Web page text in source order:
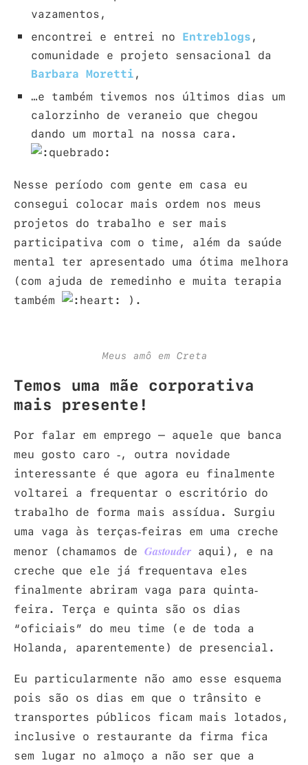
vazamentos,
encontrei e entrei no Entreblogs,
comunidade e projeto sensacional da
Barbara Moretti,
…e também tivemos nos últimos dias um
calorzinho de veraneio que chegou
dando um mortal na nossa cara.
Nesse período com gente em casa eu
consegui colocar mais ordem nos meus
projetos do trabalho e ser mais
participativa com o time, além da saúde
mental ter apresentado uma ótima melhora
(com ajuda de remedinho e muita terapia
também
).
Meus amô em Creta
Temos uma mãe corporativa
mais presente!
Por falar em emprego – aquele que banca
meu gosto caro -, outra novidade
interessante é que agora eu finalmente
voltarei a frequentar o escritório do
trabalho de forma mais assídua. Surgiu
uma vaga às terças-feiras em uma creche
menor (chamamos de Gastouder aqui), e na
creche que ele já frequentava eles
finalmente abriram vaga para quinta-
feira. Terça e quinta são os dias
“oficiais” do meu time (e de toda a
Holanda, aparentemente) de presencial.
Eu particularmente não amo esse esquema
pois são os dias em que o trânsito e
transportes públicos ficam mais lotados,
inclusive o restaurante da firma fica
sem lugar no almoço a não ser que a